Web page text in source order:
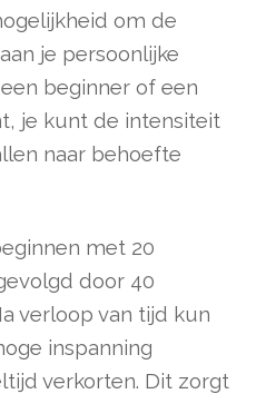
om de
je persoonlijke
beginner of een
je kunt de intensiteit
naar behoefte
met 20
door 40
verloop van tijd kun
inspanning
verkorten. Dit zorgt